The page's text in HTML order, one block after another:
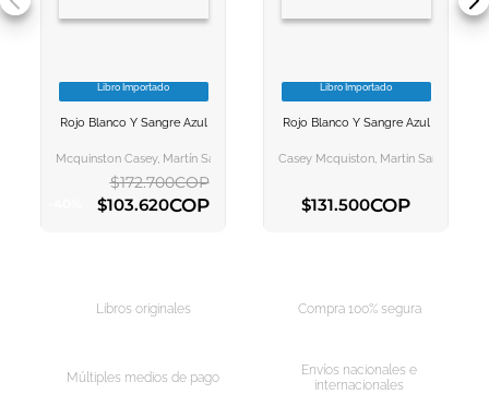
VER INFORMACION
Libro Importado
Rojo Blanco Y Sangre Azul
Mcquinston Casey, Martín Sanz, María Cristina
$172.700COP
$103.620COP
VER INFORMACION
Libro Importado
Rojo Blanco Y Sangre Azul
Casey Mcquiston, Martin Sanz Maria
$131.500COP
Libros originales Compra 100% segura
Múltiples medios de pago
Envíos nacionales e
internacionales